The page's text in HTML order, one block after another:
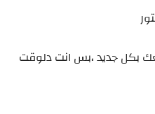
بكل جديد ،بس انت دلوقت